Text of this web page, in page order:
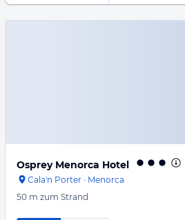
Osprey Menorca Hotel
Cala'n Porter · Menorca
50 m zum Strand